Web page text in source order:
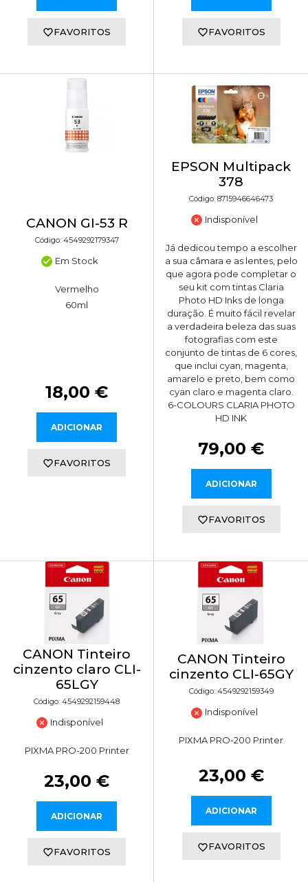
FAVORITOS FAVORITOS
CANON GI-53 R
Código: 4549292179347
Em Stock
Vermelho
60ml
18,00 €
ADICIONAR
FAVORITOS
EPSON Multipack
378
Código: 8715946646473
Indisponível
Já dedicou tempo a escolher
a sua câmara e as lentes, pelo
que agora pode completar o
seu kit com tintas Claria
Photo HD Inks de longa
duração. É muito fácil revelar
a verdadeira beleza das suas
fotografias com este
conjunto de tintas de 6 cores,
que inclui cyan, magenta,
amarelo e preto, bem como
cyan claro e magenta claro.
6-COLOURS CLARIA PHOTO
HD INK
79,00 €
ADICIONAR
FAVORITOS
CANON Tinteiro
cinzento claro CLI-
65LGY
Código: 4549292159448
Indisponível
PIXMA PRO-200 Printer
23,00 €
ADICIONAR
FAVORITOS
CANON Tinteiro
cinzento CLI-65GY
Código: 4549292159349
Indisponível
PIXMA PRO-200 Printer
23,00 €
ADICIONAR
FAVORITOS